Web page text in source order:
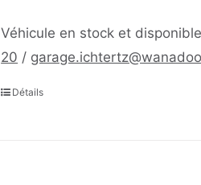
Véhicule en stock et
20 /
Détails